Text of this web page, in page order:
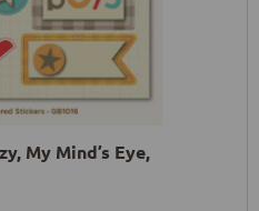
My Mind’s Eye,